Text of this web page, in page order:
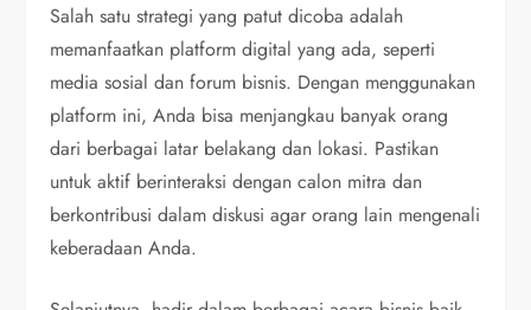
Salah satu strategi yang patut dicoba adalah
memanfaatkan platform digital yang ada, seperti
media sosial dan forum bisnis. Dengan menggunakan
platform ini, Anda bisa menjangkau banyak orang
dari berbagai latar belakang dan lokasi. Pastikan
untuk aktif berinteraksi dengan calon mitra dan
berkontribusi dalam diskusi agar orang lain mengenali
keberadaan Anda.